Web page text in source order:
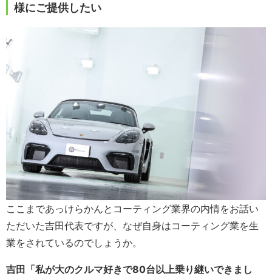
様にご提供したい
ここまであっけらかんとコーティング業界の内情をお話い
ただいた吉田代表ですが、なぜ自身はコーティング業を生
業をされているのでしょうか。
吉田「私が大のクルマ好きで80台以上乗り継いできまし